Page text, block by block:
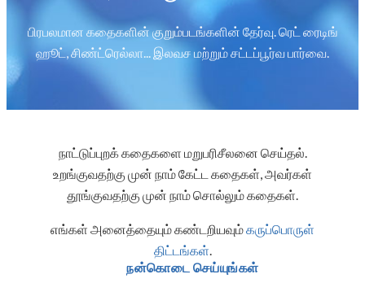
நன்கொடை செய்யுங்கள்
பிரபலமான கதைகளின் குறும்படங்களின் தேர்வு. ரெட் ரைடிங்
ஹூட், சிண்ட்ரெல்லா... இலவச மற்றும் சட்டப்பூர்வ பார்வை.
நாட்டுப்புறக் கதைகளை மறுபரிசீலனை செய்தல்.
உறங்குவதற்கு முன் நாம் கேட்ட கதைகள், அவர்கள்
தூங்குவதற்கு முன் நாம் சொல்லும் கதைகள்.
எங்கள் அனைத்தையும் கண்டறியவும்கருப்பொருள்
திட்டங்கள்.